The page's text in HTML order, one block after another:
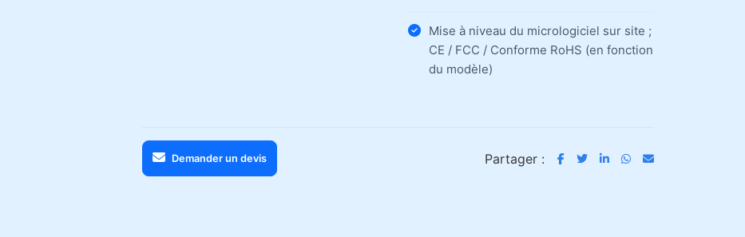
Mise à niveau du micrologiciel sur site ;
CE / FCC / Conforme RoHS (en fonction
du modèle)
Demander un devis Partager :